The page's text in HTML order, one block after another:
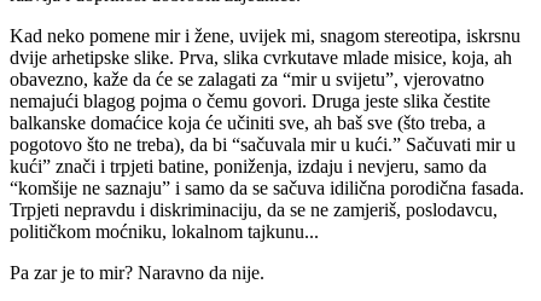
Kad neko pomene mir i žene, uvijek mi, snagom stereotipa, iskrsnu
dvije arhetipske slike. Prva, slika cvrkutave mlade misice, koja, ah
obavezno, kaže da će se zalagati za “mir u svijetu”, vjerovatno
nemajući blagog pojma o čemu govori. Druga jeste slika čestite
balkanske domaćice koja će učiniti sve, ah baš sve (što treba, a
pogotovo što ne treba), da bi “sačuvala mir u kući.” Sačuvati mir u
kući” znači i trpjeti batine, poniženja, izdaju i nevjeru, samo da
“komšije ne saznaju” i samo da se sačuva idilična porodična fasada.
Trpjeti nepravdu i diskriminaciju, da se ne zamjeriš, poslodavcu,
političkom moćniku, lokalnom tajkunu...
Pa zar je to mir? Naravno da nije.